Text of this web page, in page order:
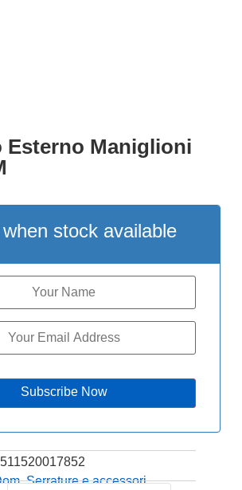
Esterno Maniglioni
stock available
Subscribe Now
,Serrature e accessori